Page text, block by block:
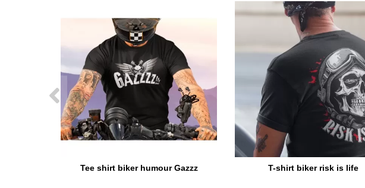
Tee shirt biker humour Gazzz T-shirt biker risk is life